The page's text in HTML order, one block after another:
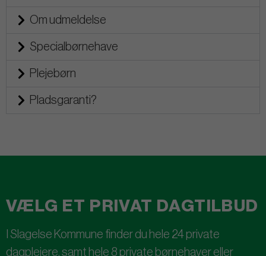
Om udmeldelse
Specialbørnehave
Plejebørn
Pladsgaranti?
VÆLG ET PRIVAT DAGTILBUD
I Slagelse Kommune finder du hele 24 private
dagplejere, samt hele 8 private børnehaver eller